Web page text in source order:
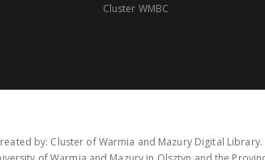
Cluster WMBC
by: Cluster of Warmia and Mazury Digital Library.